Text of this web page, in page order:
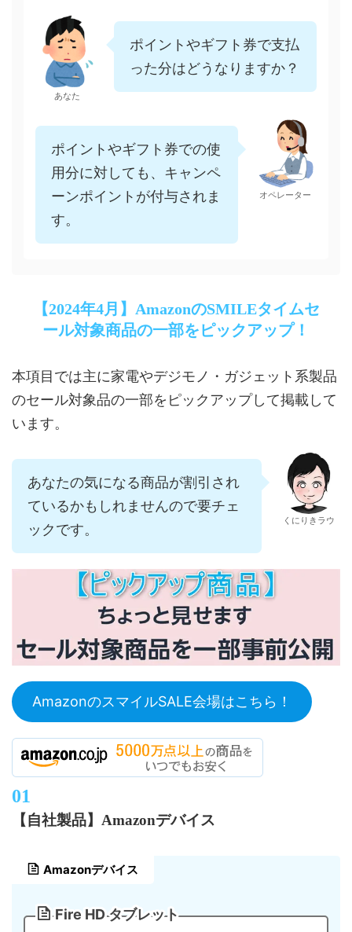
あなた
ポイントやギフト券で支払
った分はどうなりますか？
ポイントやギフト券での使
用分に対しても、キャンペ
ーンポイントが付与されま
す。
オペレーター
【2024年4月】AmazonのSMILEタイムセ
ール対象商品の一部をピックアップ！
本項目では主に家電やデジモノ・ガジェット系製品
のセール対象品の一部をピックアップして掲載して
います。
あなたの気になる商品が割引され
ているかもしれませんので要チェ
ックです。
くにりきラウ
AmazonのスマイルSALE会場はこちら！
【自社製品】Amazonデバイス
Amazonデバイス
Fire HD タブレット